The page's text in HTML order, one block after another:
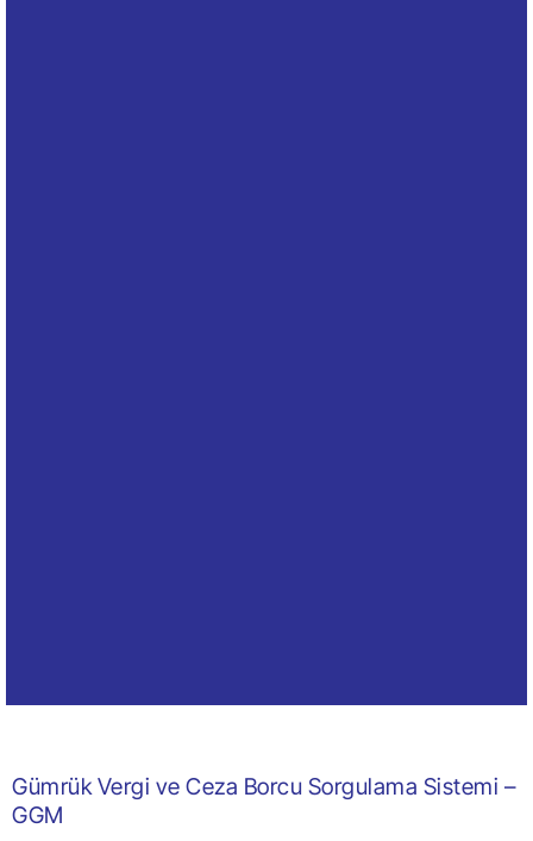
Gümrük Vergi ve Ceza Borcu Sorgulama Sistemi –
GGM